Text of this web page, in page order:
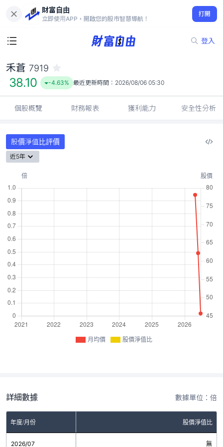
財富自由
立即使用APP，開啟您的股市智慧導航！
打開
登入
38.10
-4.63%
禾蒼 7919
38.10 -4.63% 最近更新時間： 2026/08/06 05:30
個股概覽 財務報表 獲利能力 安全性分析
股價淨值比評價
近5年
月均價 股價淨值比
詳細數據 數據單位：倍
年度/月份 股價淨值比
2026/07 無